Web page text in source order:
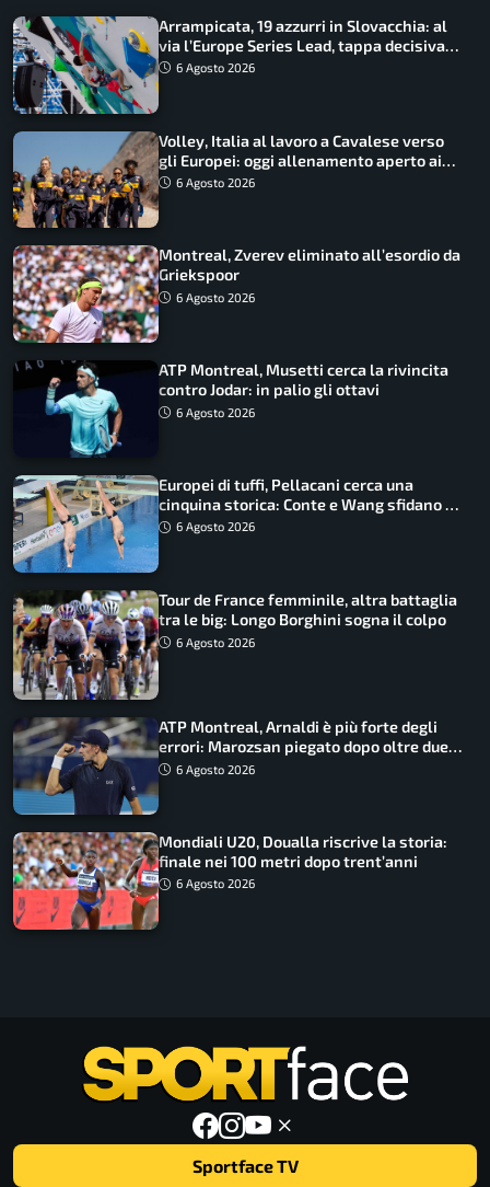
Arrampicata, 19 azzurri in Slovacchia: al
via l’Europe Series Lead, tappa decisiva
per la Speed
6 Agosto 2026
Volley, Italia al lavoro a Cavalese verso
gli Europei: oggi allenamento aperto ai
tifosi
6 Agosto 2026
Montreal, Zverev eliminato all’esordio da
Griekspoor
6 Agosto 2026
ATP Montreal, Musetti cerca la rivincita
contro Jodar: in palio gli ottavi
6 Agosto 2026
Europei di tuffi, Pellacani cerca una
cinquina storica: Conte e Wang sfidano la
piattaforma
6 Agosto 2026
Tour de France femminile, altra battaglia
tra le big: Longo Borghini sogna il colpo
6 Agosto 2026
ATP Montreal, Arnaldi è più forte degli
errori: Marozsan piegato dopo oltre due
ore6 Agosto 2026
Mondiali U20, Doualla riscrive la storia:
finale nei 100 metri dopo trent’anni
6 Agosto 2026
Sportface TV